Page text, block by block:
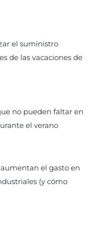
el suministro
de las vacaciones de
no pueden faltar en
el verano
el gasto en
(y cómo